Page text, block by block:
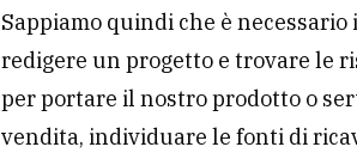
Sappiamo quindi che è
redigere un progetto e trovare le
per portare il nostro prodotto o
vendita, individuare le fonti di